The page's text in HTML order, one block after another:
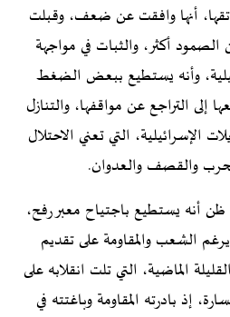
أنها وافقت عن ضعف، وقبلت
أكثر، والثبات في مواجهة
وأنه يستطيع ببعض الضغط
إلى التراجع عن مواقفها، والتنازل
الإسرائيلية، التي تعني الاحتلال
والقصف والعدوان.
ظن أنه يستطيع باجتياح معبر رفح،
يرغم الشعب والمقاومة على تقديم
الماضية، التي تلت انقلابه على
إذ بادرته المقاومة وباغتته في